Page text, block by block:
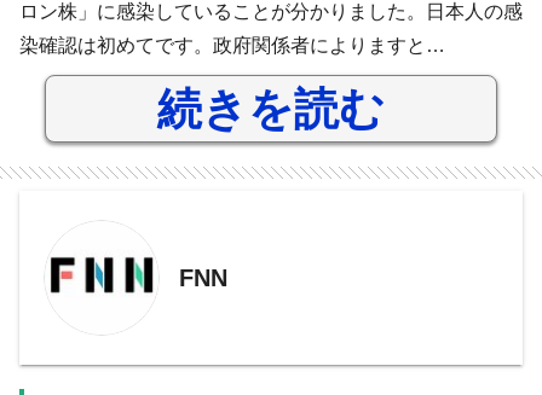
ロン株」に感染していることが分かりました。日本人の感
染確認は初めてです。政府関係者によりますと…
続きを読む
FNN